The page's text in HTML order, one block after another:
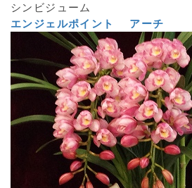
シンビジューム
エンジェルポイント アーチ